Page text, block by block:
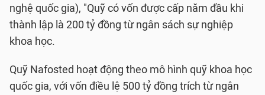
nghệ quốc gia), "Quỹ có vốn được cấp năm đầu khi
thành lập là 200 tỷ đồng từ ngân sách sự nghiệp
khoa học.
Quỹ Nafosted hoạt động theo mô hình quỹ khoa học
quốc gia, với vốn điều lệ 500 tỷ đồng trích từ ngân